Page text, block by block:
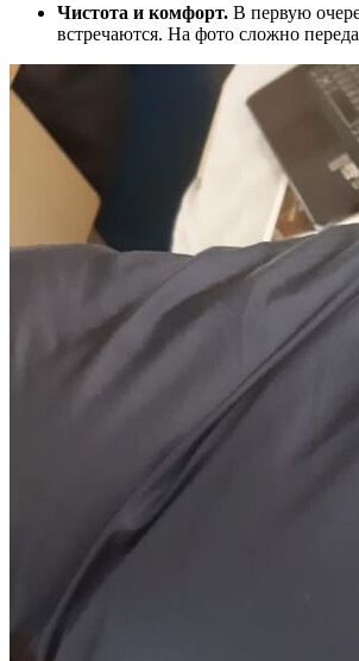
Чистота и комфорт. В первую
встречаются. На фото сложно